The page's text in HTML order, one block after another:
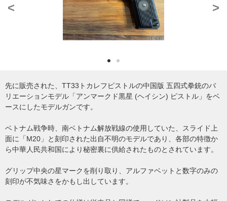
< >
先に販売された、TT33トカレフピストルの中国版 五四式拳銃のバ
リエーションモデル「アンマークド黒星 (ヘイシン) ピストル」をベ
ースにしたモデルガンです。
ベトナム戦争時、南ベトナム解放戦線の使用していた、スライド上
面に「M20」と刻印された出自不明のモデルであり、各部の特徴か
ら中華人民共和国により秘密裏に供給されたものとされています。
グリップ中央の星マークを削り取り、アルファベットと数字のみの
刻印が不気味さをかもし出しています。